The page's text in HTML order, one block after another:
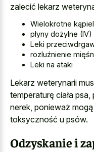
zalecić lekarz
Wielokrotne
płyny dożylne (IV)
Leki
rozluźnienie
Leki na ataki
Lekarz weterynarii
temperaturę ciała
nerek, ponieważ
toksyczność u psów.
Odzyskanie i